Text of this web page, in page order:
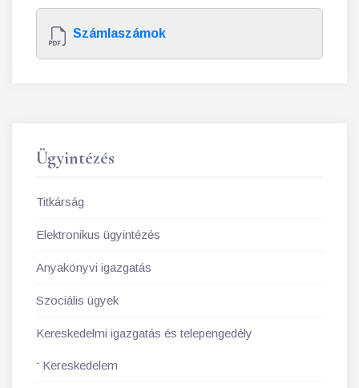
Számlaszámok
Ügyintézés
Titkárság
Elektronikus ügyintézés
Anyakönyvi igazgatás
Szociális ügyek
Kereskedelmi igazgatás és telepengedély
Kereskedelem